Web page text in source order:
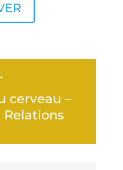
cerveau –
Relations